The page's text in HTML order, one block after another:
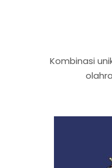
Kombinasi